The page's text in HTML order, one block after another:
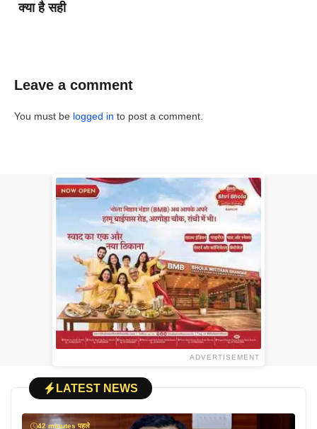
क्या है सही
Leave a comment
You must be logged in to post a comment.
ADVERTISEMENT
LATEST NEWS
42 minutes पहले